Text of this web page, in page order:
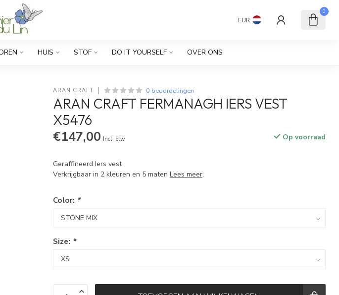
EUR
0
HUIS STOF DO IT YOURSELF OVER ONS
ARAN CRAFT 0 beoordelingen
ARAN CRAFT FERMANAGH IERS VEST
X5476
€147,00 Incl. btw Op voorraad
Geraffineerd Iers vest
Verkrijgbaar in 2 kleuren en 5 matenLees meer.
Color: *
Size: *